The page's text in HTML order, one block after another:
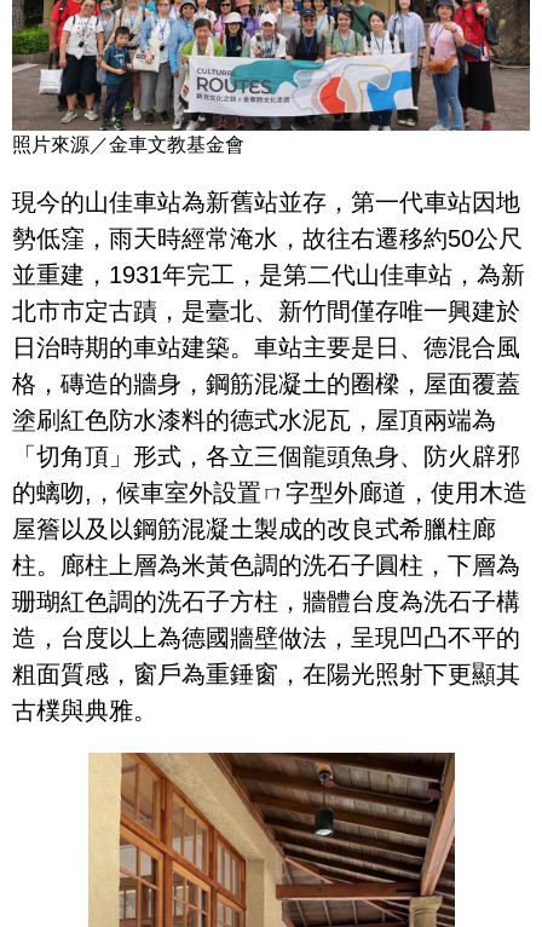
照片來源／金車文教基金會
現今的山佳車站為新舊站並存，第一代車站因地
勢低窪，雨天時經常淹水，故往右遷移約50公尺
並重建，1931年完工，是第二代山佳車站，為新
北市市定古蹟，是臺北、新竹間僅存唯一興建於
日治時期的車站建築。車站主要是日、德混合風
格，磚造的牆身，鋼筋混凝土的圈樑，屋面覆蓋
塗刷紅色防水漆料的德式水泥瓦，屋頂兩端為
「切角頂」形式，各立三個龍頭魚身、防火辟邪
的螭吻,，候車室外設置ㄇ字型外廊道，使用木造
屋簷以及以鋼筋混凝土製成的改良式希臘柱廊
柱。廊柱上層為米黃色調的洗石子圓柱，下層為
珊瑚紅色調的洗石子方柱，牆體台度為洗石子構
造，台度以上為德國牆壁做法，呈現凹凸不平的
粗面質感，窗戶為重錘窗，在陽光照射下更顯其
古樸與典雅。